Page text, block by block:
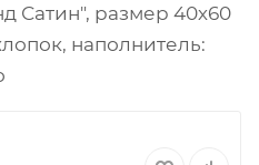
Сатин", размер 40х60
наполнитель: